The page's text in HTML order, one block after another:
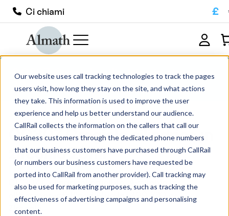
Our website uses call tracking technologies to track the pages
users visit, how long they stay on the site, and what actions
they take. This information is used to improve the user
experience and help us better understand our audience.
CallRail collects the information on the callers that call our
business customers through the dedicated phone numbers
that our business customers have purchased through CallRail
(or numbers our business customers have requested be
ported into CallRail from another provider). Call tracking may
also be used for marketing purposes, such as tracking the
effectiveness of advertising campaigns and personalising
content.
Ci chiami £
CC30Z Crogiolo cilindrico in zirconio
20ml
CC30Z Crogiolo cilindrico in
zirconio 20ml
Da:£63.00IVA esclusa
CC30Z Cylindrical crucible. Available in
either recrystallised Alumina (99.8%) or
Zirconia.